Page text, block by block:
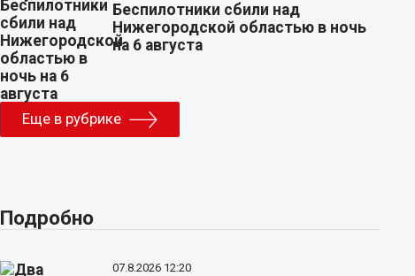
Беспилотники сбили над
Нижегородской областью в ночь
на 6 августа
Еще в рубрике
Подробно
07.8.2026 12:20